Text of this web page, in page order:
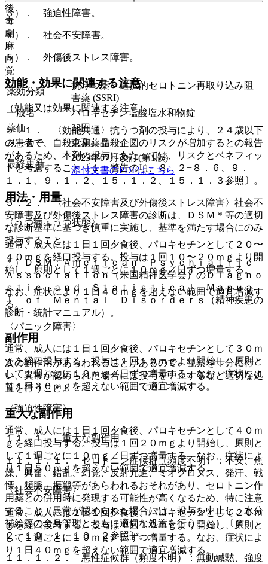
３）． 強迫性障害。
４）． 社会不安障害。
５）． 外傷後ストレス障害。
効能・効果に関連する注意
（効能又は効果に関連する注意）
５．１． 〈効能共通〉抗うつ剤の投与により、２４歳以下
の患者で、自殺念慮、自殺企図のリスクが増加するとの報告
があるため、本剤の投与にあたっては、リスクとベネフィッ
トを考慮すること〔１．警告の項、８．２−８．６、９．
１．１、９．１．２、１５．１．２、１５．１．３参照〕。
５．２． 〈社会不安障害及び外傷後ストレス障害〉社会不
安障害及び外傷後ストレス障害の診断は、ＤＳＭ＊等の適切
な診断基準に基づき慎重に実施し、基準を満たす場合にのみ
投与すること。
＊）ＤＳＭ：Ａｍｅｒｉｃａｎ Ｐｓｙｃｈｉａｔｒｉｃ
Ａｓｓｏｃｉａｔｉｏｎ（米国精神医学会）のＤｉａｇｎｏ
ｓｔｉｃ ａｎｄ Ｓｔａｔｉｓｔｉｃａｌ Ｍａｎｕａ
ｌ ｏｆ Ｍｅｎｔａｌ Ｄｉｓｏｒｄｅｒｓ（精神疾患の
診断・統計マニュアル）。
副作用
次の副作用があらわれることがあるので、観察を十分に行
い、異常が認められた場合には投与を中止するなど適切な処
置を行うこと。
重大な副作用
１１．１． 重大な副作用
１１．１．１． セロトニン症候群（頻度不明）：不安、焦
燥、興奮、錯乱、幻覚、反射亢進、ミオクロヌス、発汗、戦
慄、頻脈、振戦等があらわれるおそれがあり、セロトニン作
用薬との併用時に発現する可能性が高くなるため、特に注意
すること（異常が認められた場合には、投与を中止し、水分
補給等の全身管理とともに適切な処置を行うこと）〔２．
２、１０．１、１０．２参照〕。
１１．１．２． 悪性症候群（頻度不明）：無動緘黙、強度
後
毒
劇
麻
向
覚
薬効分類
抗うつ薬 > 選択的セロトニン再取り込み阻
害薬 (SSRI)
一般名
パロキセチン塩酸塩水和物錠
薬価
23円
メーカー
東和薬品
最終更新
2023年07月改訂(第1版)
添付文書のPDFはこちら
用法・用量
〈うつ病・うつ状態〉
通常、成人には１日１回夕食後、パロキセチンとして２０〜
４０ｍｇを経口投与する。投与は１回１０〜２０ｍｇより開
始し、原則として１週ごとに１０ｍｇ／日ずつ増量する。
なお、症状により１日４０ｍｇを超えない範囲で適宜増減す
る。
〈パニック障害〉
通常、成人には１日１回夕食後、パロキセチンとして３０ｍ
ｇを経口投与する。投与は１回１０ｍｇより開始し、原則と
して１週ごとに１０ｍｇ／日ずつ増量する。なお、症状によ
り１日３０ｍｇを超えない範囲で適宜増減する。
〈強迫性障害〉
通常、成人には１日１回夕食後、パロキセチンとして４０ｍ
ｇを経口投与する。投与は１回２０ｍｇより開始し、原則と
して１週ごとに１０ｍｇ／日ずつ増量する。なお、症状によ
り１日５０ｍｇを超えない範囲で適宜増減する。
〈社会不安障害〉
通常、成人には１日１回夕食後、パロキセチンとして２０ｍ
ｇを経口投与する。投与は１回１０ｍｇより開始し、原則と
して１週ごとに１０ｍｇ／日ずつ増量する。なお、症状によ
り１日４０ｍｇを超えない範囲で適宜増減する。